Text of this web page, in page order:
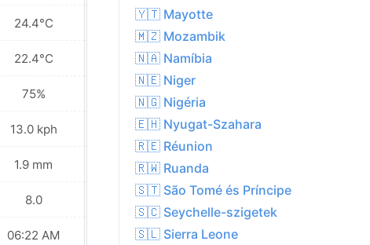
24.4°C
22.4°C
75%
13.0 kph
1.9 mm
8.0
06:22 AM
24.3°C
23.0°C
73%
13.0 kph
0.3 mm
8.0
06:22 AM
🇾🇹 Mayotte
🇲🇿 Mozambik
🇳🇦 Namíbia
🇳🇪 Niger
🇳🇬 Nigéria
🇪🇭 Nyugat-Szahara
🇷🇪 Réunion
🇷🇼 Ruanda
🇸🇹 São Tomé és Príncipe
🇸🇨 Seychelle-szigetek
🇸🇱 Sierra Leone